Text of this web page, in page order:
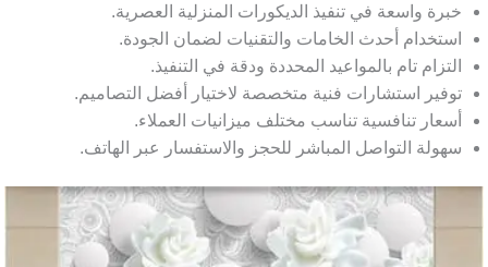
خبرة واسعة في تنفيذ الديكورات المنزلية العصرية.
استخدام أحدث الخامات والتقنيات لضمان الجودة.
التزام تام بالمواعيد المحددة ودقة في التنفيذ.
توفير استشارات فنية متخصصة لاختيار أفضل التصاميم.
أسعار تنافسية تناسب مختلف ميزانيات العملاء.
سهولة التواصل المباشر للحجز والاستفسار عبر الهاتف.